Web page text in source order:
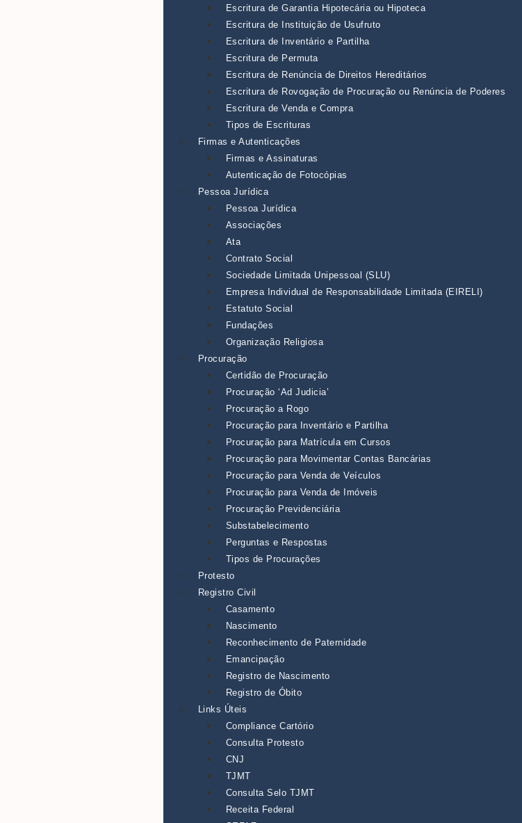
Escritura de Garantia Hipotecária ou Hipoteca
Escritura de Instituição de Usufruto
Escritura de Inventário e Partilha
Escritura de Permuta
Escritura de Renúncia de Direitos Hereditários
Escritura de Rovogação de Procuração ou Renúncia de Poderes
Escritura de Venda e Compra
Tipos de Escrituras
Firmas e Autenticações
Firmas e Assinaturas
Autenticação de Fotocópias
Pessoa Jurídica
Pessoa Jurídica
Associações
Ata
Contrato Social
Sociedade Limitada Unipessoal (SLU)
Empresa Individual de Responsabilidade Limitada (EIRELI)
Estatuto Social
Fundações
Organização Religiosa
Procuração
Certidão de Procuração
Procuração ‘Ad Judicia’
Procuração a Rogo
Procuração para Inventário e Partilha
Procuração para Matrícula em Cursos
Procuração para Movimentar Contas Bancárias
Procuração para Venda de Veículos
Procuração para Venda de Imóveis
Procuração Previdenciária
Substabelecimento
Perguntas e Respostas
Tipos de Procurações
Protesto
Registro Civil
Casamento
Nascimento
Reconhecimento de Paternidade
Emancipação
Registro de Nascimento
Registro de Óbito
Links Úteis
Compliance Cartório
Consulta Protesto
CNJ
TJMT
Consulta Selo TJMT
Receita Federal